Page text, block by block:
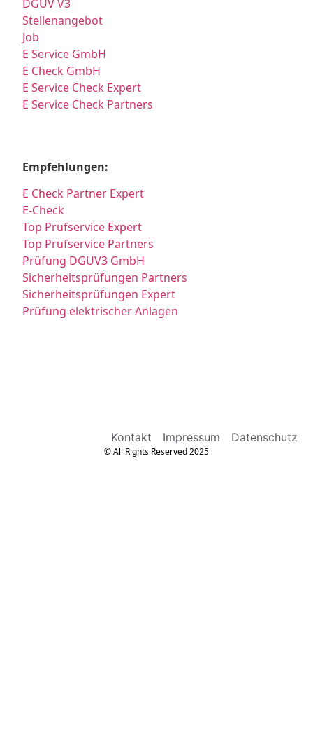
DGUV V3
Stellenangebot
Job
E Service GmbH
E Check GmbH
E Service Check Expert
E Service Check Partners
Empfehlungen:
E Check Partner Expert
E-Check
Top Prüfservice Expert
Top Prüfservice Partners
Prüfung DGUV3 GmbH
Sicherheitsprüfungen Partners
Sicherheitsprüfungen Expert
Prüfung elektrischer Anlagen
Kontakt Impressum Datenschutz
© All Rights Reserved 2025